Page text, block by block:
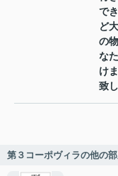
で
ど
の
な
け
致
第３コーポヴィラの他の